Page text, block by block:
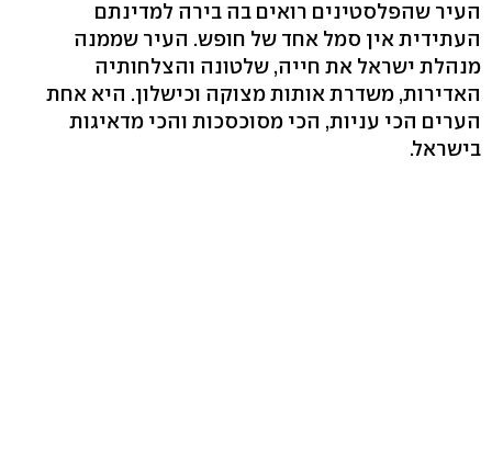
העיר שהפלסטינים רואים בה בירה למדינתם
העתידית אין סמל אחד של חופש. העיר שממנה
מנהלת ישראל את חייה, שלטונה והצלחותיה
האדירות, משדרת אותות מצוקה וכישלון. היא אחת
הערים הכי עניות, הכי מסוכסכות והכי מדאיגות
בישראל.